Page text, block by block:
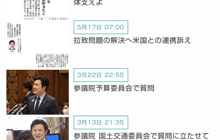
体支えよ
5月17日 07:00
拉致問題の解決へ米国との連携訴え
3月22日 22:55
参議院予算委員会で質問
3月13日 21:35
参議院 国土交通委員会で質問に立たせて